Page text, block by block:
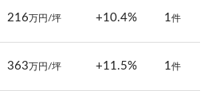
216万円/坪 +10.4% 1件
363万円/坪 +11.5% 1件